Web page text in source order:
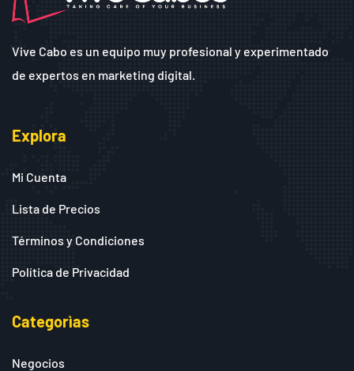
Vive Cabo es un equipo muy profesional y experimentado
de expertos en marketing digital.
Explora
Mi Cuenta
Lista de Precios
Términos y Condiciones
Política de Privacidad
Categorìas
Negocios